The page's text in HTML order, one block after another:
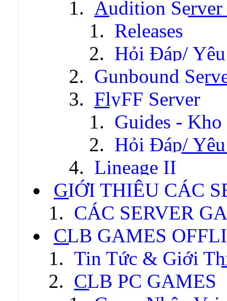
Audition Server
Releases
Hỏi Đáp/
Gunbound
FlyFF Server
Guides -
Hỏi Đáp/
Lineage II
GIỚI THIỆU CÁC
CÁC SERVER
CLB GAMES
Tin Tức & Giới
CLB PC GAMES